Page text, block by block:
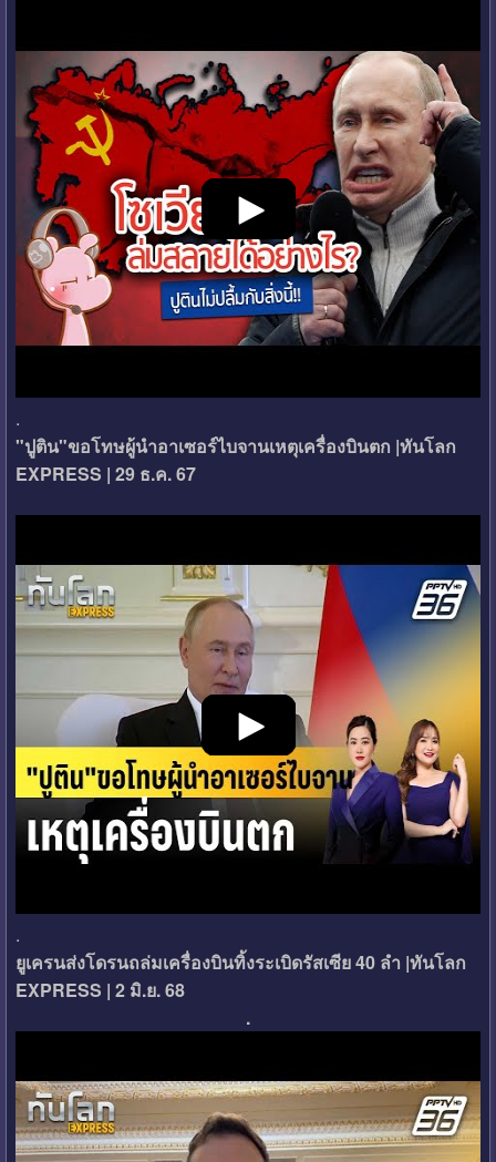
.
"ปูติน"ขอโทษผู้นำอาเซอร์ไบจานเหตุเครื่องบินตก |ทันโลก
EXPRESS | 29 ธ.ค. 67
.
ยูเครนส่งโดรนถล่มเครื่องบินทิ้งระเบิดรัสเซีย 40 ลำ |ทันโลก
EXPRESS | 2 มิ.ย. 68
.